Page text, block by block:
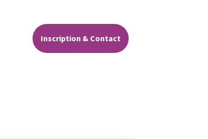
Inscription & Contact